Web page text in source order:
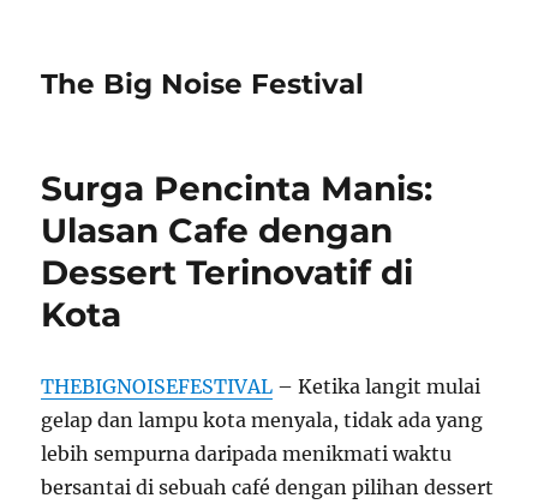
The Big Noise Festival
Surga Pencinta Manis:
Ulasan Cafe dengan
Dessert Terinovatif di
Kota
THEBIGNOISEFESTIVAL – Ketika langit mulai
gelap dan lampu kota menyala, tidak ada yang
lebih sempurna daripada menikmati waktu
bersantai di sebuah café dengan pilihan dessert